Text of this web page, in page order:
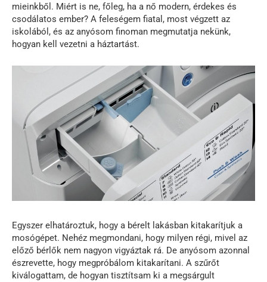
mieinkből. Miért is ne, főleg, ha a nő modern, érdekes és
csodálatos ember? A feleségem fiatal, most végzett az
iskolából, és az anyósom finoman megmutatja nekünk,
hogyan kell vezetni a háztartást.
Egyszer elhatároztuk, hogy a bérelt lakásban kitakarítjuk a
mosógépet. Nehéz megmondani, hogy milyen régi, mivel az
előző bérlők nem nagyon vigyáztak rá. De anyósom azonnal
észrevette, hogy megpróbálom kitakarítani. A szűrőt
kiválogattam, de hogyan tisztítsam ki a megsárgult